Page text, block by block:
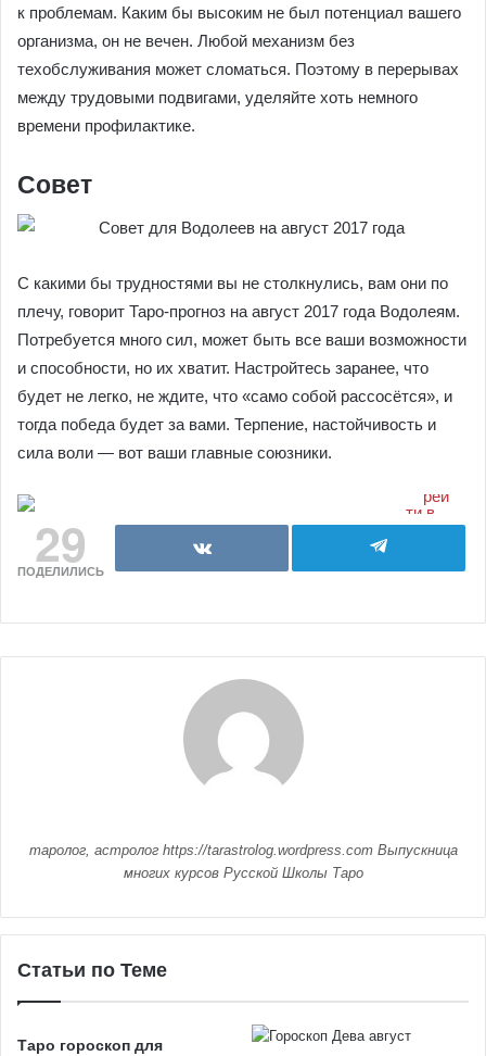
к проблемам. Каким бы высоким не был потенциал вашего
организма, он не вечен. Любой механизм без
техобслуживания может сломаться. Поэтому в перерывах
между трудовыми подвигами, уделяйте хоть немного
времени профилактике.
Совет
С какими бы трудностями вы не столкнулись, вам они по
плечу, говорит Таро-прогноз на август 2017 года Водолеям.
Потребуется много сил, может быть все ваши возможности
и способности, но их хватит. Настройтесь заранее, что
будет не легко, не ждите, что «само собой рассосётся», и
тогда победа будет за вами. Терпение, настойчивость и
сила воли — вот ваши главные союзники.
29
ПОДЕЛИЛИСЬ
таролог, астролог https://tarastrolog.wordpress.com Выпускница
многих курсов Русской Школы Таро
Статьи по Теме
Таро гороскоп для